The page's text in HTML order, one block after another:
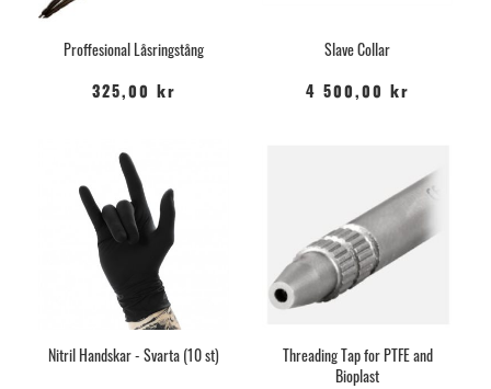
Proffesional Låsringstång
325,00 kr
Slave Collar
4 500,00 kr
Nitril Handskar - Svarta (10 st)
Threading Tap for PTFE and
Bioplast